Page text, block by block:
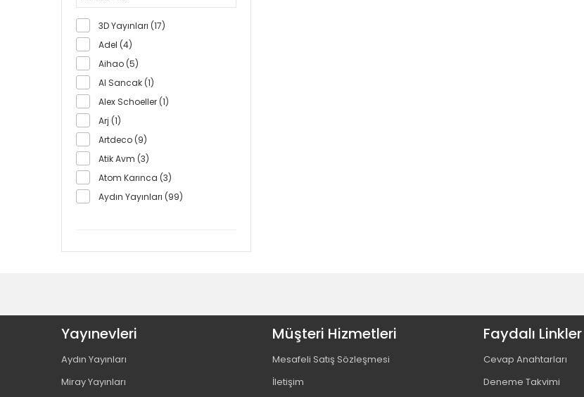
3D Yayınları (17)
Adel (4)
Aihao (5)
Al Sancak (1)
Alex Schoeller (1)
Arj (1)
Artdeco (9)
Atik Avm (3)
Atom Karınca (3)
Aydın Yayınları (99)
Basamak Yayınları (3)
Bic (9)
Bion (2)
Bizim Kupa Yayınları (2)
Yayınevleri
Aydın Yayınları
Miray Yayınları
Müşteri Hizmetleri
Mesafeli Satış Sözleşmesi
İletişim
Faydalı Linkler
Cevap Anahtarları
Deneme Takvimi